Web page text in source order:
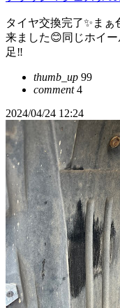
タイヤ交換完了✨ま
来ました😊同じホイ
足‼️
thumb_up 99
comment4
2024/04/24 12:24